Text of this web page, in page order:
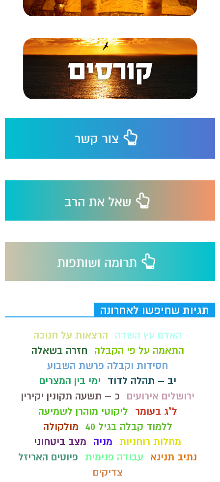
תגיות שחיפשו לאחרונה
האדם עץ השדה
הרצאות על חנוכה
התאמה על פי הקבלה
חזרה בשאלה
חסידות וקבלה פרשת השבוע
יב – תהלה לדוד
ימי בין המצרים
ירושלים אירועים
כ – תשעה תקונין יקירין
ל"ג בעומר
ליקוטי מוהרן לשמיעה
ללמוד קבלה בגיל 40
מולקולה
מחלות רוחניות מניה
מצב ביטחוני
נתיב תנינא
עבודה פנימית פיוטים האריזל
צדיקים